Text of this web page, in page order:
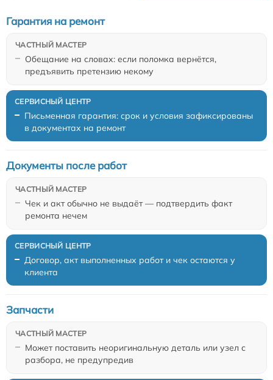
Обещание на словах: если поломка вернётся,
предъявить претензию некому
Гарантия на ремонт
Письменная гарантия: срок и условия зафиксированы
в документах на ремонт
Чек и акт обычно не выдаёт — подтвердить факт
ремонта нечем
Документы после работ
Договор, акт выполненных работ и чек остаются у
клиента
Может поставить неоригинальную деталь или узел с
разбора, не предупредив
Запчасти